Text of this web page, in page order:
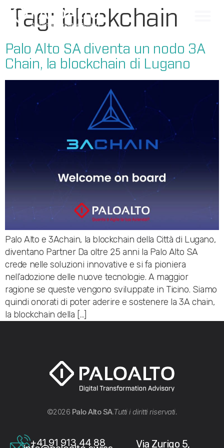
Tag: blockchain
Palo Alto SA diventa un nodo 3A
Chain, la blockchain di Lugano
Palo Alto e 3Achain, la blockchain della Città di Lugano,
diventano Partner Da oltre 25 anni la Palo Alto SA
crede nelle soluzioni innovative e si fa pioniera
nell’adozione delle nuove tecnologie. A maggior
ragione se queste vengono sviluppate in Ticino. Siamo
quindi onorati di poter aderire e sostenere la 3A chain,
la blockchain della […]
©2026 Palo Alto SA.Tutti i diritti riservati.
Via Zurigo 5,
+41 91 913 44 88